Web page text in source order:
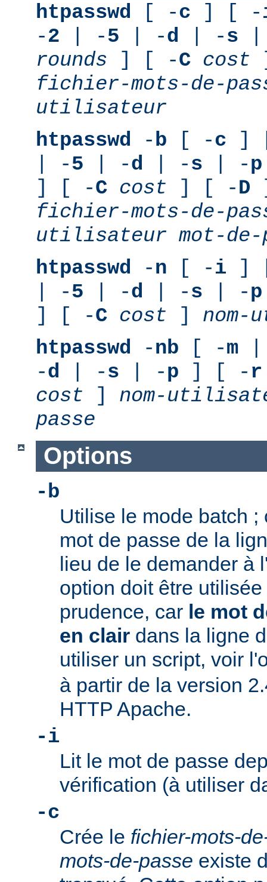
htpasswd [ -c ] [ -
-2 | -5 | -d | -s
rounds ] [ -C cost
fichier-mots-de-
utilisateur
htpasswd -b [ -c ]
| -5 | -d | -s | -p
] [ -C cost ] [ -D
fichier-mots-de-
utilisateur mot-de-
htpasswd -n [ -i ]
| -5 | -d | -s | -p
] [ -C cost ]
htpasswd -nb [ -m
-d | -s | -p ] [ - r
cost ] nom-
passe
Options
-b
Utilise le mode batch
mot de passe de la
lieu de le demander à
option doit être
prudence, car le mot
en clair dans la ligne
utiliser un script, voir
à partir de la version
HTTP Apache.
-i
Lit le mot de passe
vérification (à utiliser
-c
Crée le fichier-mots-
mots-de-passe existe